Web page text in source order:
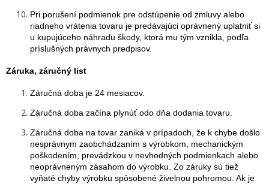
Pri porušení podmienok pre odstúpenie od zmluvy alebo
riadneho vrátenia tovaru je predávajúci oprávnený uplatniť si
u kupujúceho náhradu škody, ktorá mu tým vznikla, podľa
príslušných právnych predpisov.
Záruka, záručný list
Záručná doba je 24 mesiacov.
Záručná doba začína plynúť odo dňa dodania tovaru.
Záručná doba na tovar zaniká v prípadoch, že k chybe došlo
nesprávnym zaobchádzaním s výrobkom, mechanickým
poškodením, prevádzkou v nevhodných podmienkach alebo
neoprávneným zásahom do výrobku. Zo záruky sú tiež
vyňaté chyby výrobku spôsobené živelnou pohromou. Ak je